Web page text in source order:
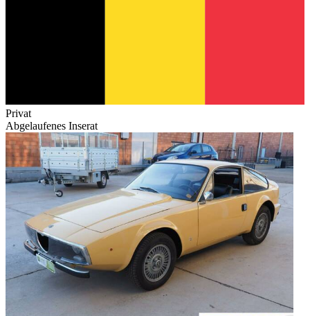
Privat
Abgelaufenes Inserat